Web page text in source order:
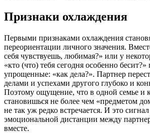
Признаки охлаждения
Первыми признаками охлаждения
переориентации личного значения.
себя чувствуешь, любимая?» или у
«кто (что) тебя сегодня особенно
упрощенные: «как дела?». Партнер
делами и успехами другого глубоко и
Поэтому ощущение, что в одной семье и
становишься не более чем «предметом
не так уж редко встречается. И это
эмоциональной дистанции между
вместе.